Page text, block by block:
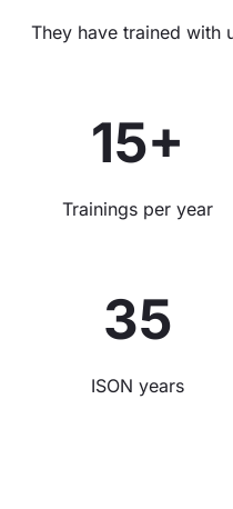
They have trained with
15+
Trainings per year
35
ISON years